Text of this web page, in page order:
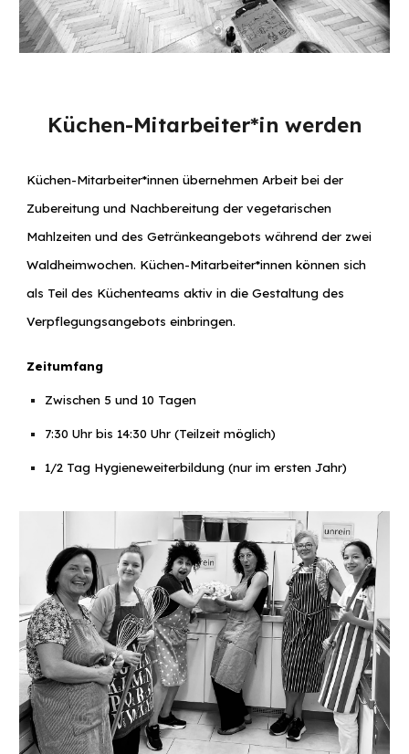
Küchen-Mitarbeiter*in werden
Küchen-Mitarbeiter*innen übernehmen Arbeit bei der
Zubereitung und Nachbereitung der vegetarischen
Mahlzeiten und des Getränkeangebots während der zwei
Waldheimwochen. Küchen-Mitarbeiter*innen können sich
als Teil des Küchenteams aktiv in die Gestaltung des
Verpflegungsangebots einbringen.
Zeitumfang
Zwischen 5 und 10 Tagen
7:30 Uhr bis 14:30 Uhr (Teilzeit möglich)
1/2 Tag Hygieneweiterbildung (nur im ersten Jahr)